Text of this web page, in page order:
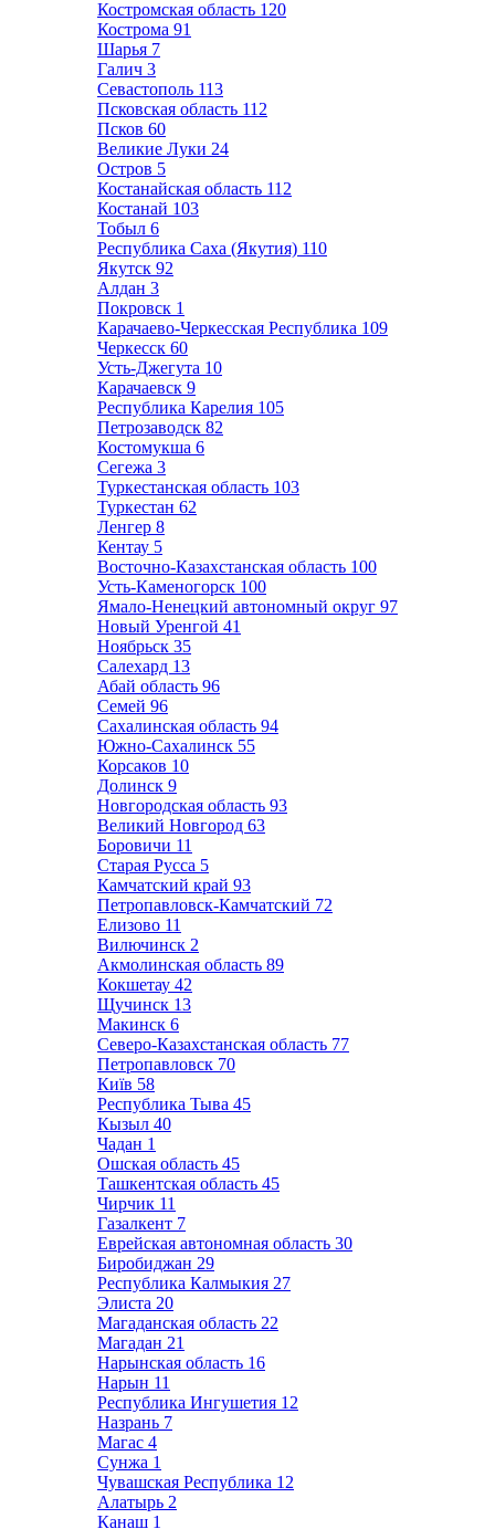
Костромская область 120
Кострома 91
Шарья 7
Галич 3
Севастополь 113
Псковская область 112
Псков 60
Великие Луки 24
Остров 5
Костанайская область 112
Костанай 103
Тобыл 6
Республика Саха (Якутия) 110
Якутск 92
Алдан 3
Покровск 1
Карачаево-Черкесская Республика 109
Черкесск 60
Усть-Джегута 10
Карачаевск 9
Республика Карелия 105
Петрозаводск 82
Костомукша 6
Сегежа 3
Туркестанская область 103
Туркестан 62
Ленгер 8
Кентау 5
Восточно-Казахстанская область 100
Усть-Каменогорск 100
Ямало-Ненецкий автономный округ 97
Новый Уренгой 41
Ноябрьск 35
Салехард 13
Абай область 96
Семей 96
Сахалинская область 94
Южно-Сахалинск 55
Корсаков 10
Долинск 9
Новгородская область 93
Великий Новгород 63
Боровичи 11
Старая Русса 5
Камчатский край 93
Петропавловск-Камчатский 72
Елизово 11
Вилючинск 2
Акмолинская область 89
Кокшетау 42
Щучинск 13
Макинск 6
Северо-Казахстанская область 77
Петропавловск 70
Київ 58
Республика Тыва 45
Кызыл 40
Чадан 1
Ошская область 45
Ташкентская область 45
Чирчик 11
Газалкент 7
Еврейская автономная область 30
Биробиджан 29
Республика Калмыкия 27
Элиста 20
Магаданская область 22
Магадан 21
Нарынская область 16
Нарын 11
Республика Ингушетия 12
Назрань 7
Магас 4
Сунжа 1
Чувашская Республика 12
Алатырь 2
Канаш 1